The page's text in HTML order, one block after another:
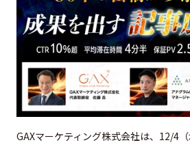
GAXマーケティング株式会社は、12/4